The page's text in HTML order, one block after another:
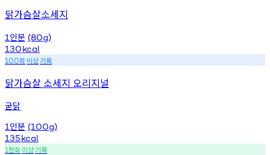
닭가슴살소세지
1 인분 (80g)
130kcal
100회 이상기록
닭가슴살 소세지 오리지널
굳닭
1 인분 (100g)
135kcal
1천회 이상기록